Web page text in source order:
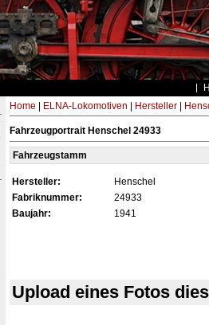
Home ELNA-Lokomotiven Hersteller|
Fahrzeugportrait Henschel 24933
Fahrzeugstamm
Hersteller:
Henschel
Fabriknummer:
24933
Baujahr:
1941
Upload eines Fotos